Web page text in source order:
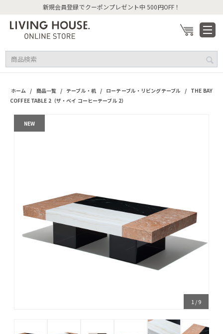
新規会員登録でクーポンプレゼント中 500円OFF！
ホーム / 商品一覧 / テーブル・机 / ローテーブル・リビングテーブル / THE BAY
COFFEE TABLE 2（ザ・ベイ コーヒーテーブル 2）
NEW
1 /9